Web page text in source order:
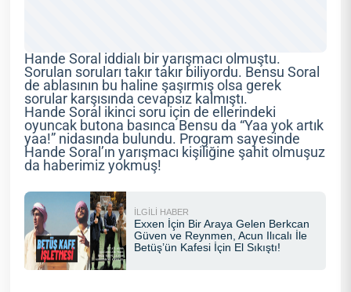
Hande Soral iddialı bir yarışmacı olmuştu.
Sorulan soruları takır takır biliyordu. Bensu Soral
de ablasının bu haline şaşırmış olsa gerek
sorular karşısında cevapsız kalmıştı.
Hande Soral ikinci soru için de ellerindeki
oyuncak butona basınca Bensu da “Yaa yok artık
yaa!” nidasında bulundu. Program sayesinde
Hande Soral’ın yarışmacı kişiliğine şahit olmuşuz
da haberimiz yokmuş!